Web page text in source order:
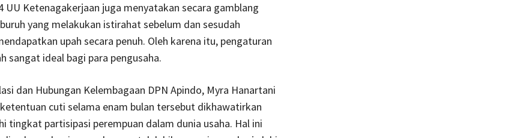
UU Ketenagakerjaan juga menyatakan secara gamblang
yang melakukan istirahat sebelum dan sesudah
upah secara penuh. Oleh karena itu, pengaturan
sangat ideal bagi para pengusaha.
dan Hubungan Kelembagaan DPN Apindo, Myra Hanartani
cuti selama enam bulan tersebut dikhawatirkan
tingkat partisipasi perempuan dalam dunia usaha. Hal ini